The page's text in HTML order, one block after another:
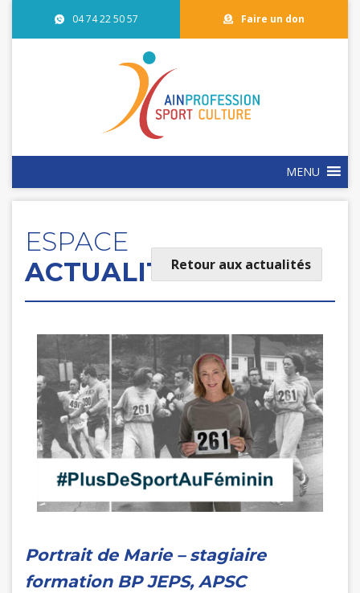
04 74 22 50 57 Faire un don
MENU
ESPACE
ACTUALITÉSRetour aux actualités
Portrait de Marie – stagiaire
formation BP JEPS, APSC